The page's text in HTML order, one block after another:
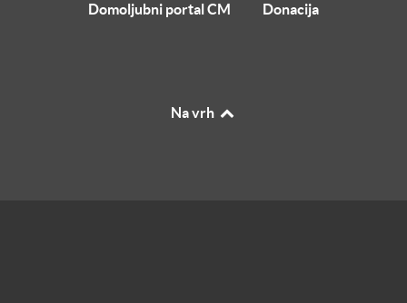
Domoljubni portal CM Donacija
Na vrh